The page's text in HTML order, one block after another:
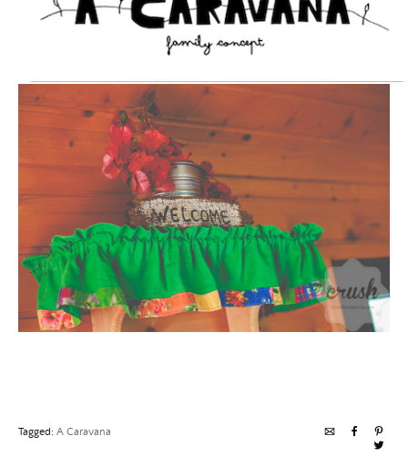
Tagged: A Caravana